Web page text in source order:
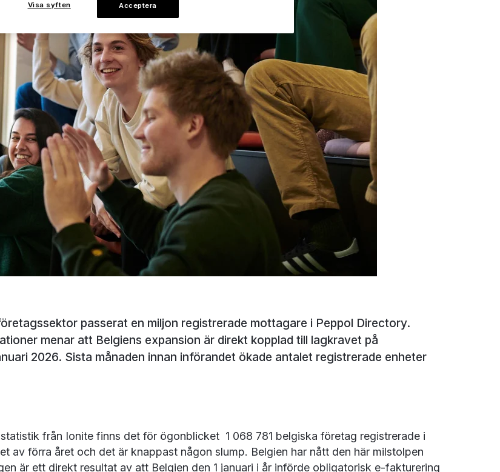
passerat en miljon registrerade mottagare i Peppol Directory.
menar att Belgiens expansion är direkt kopplad till lagkravet på
2026. Sista månaden innan införandet ökade antalet registrerade enheter
från Ionite finns det för ögonblicket 1 068 781 belgiska företag registrerade i
av förra året och det är knappast någon slump. Belgien har nått den här milstolpen
är ett direkt resultat av att Belgien den 1 januari i år införde obligatorisk e-fakturering
Visa syften Acceptera